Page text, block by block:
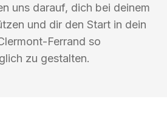
uns darauf, dich bei deinem
und dir den Start in dein
Ferrand so
zu gestalten.